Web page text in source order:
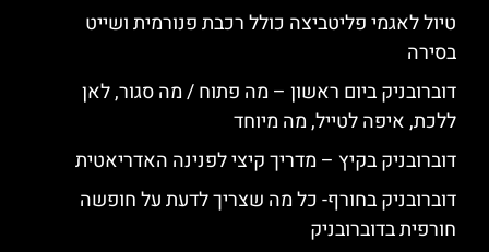
טיול לאגמי פליטביצה כולל רכבת פנורמית ושייט
בסירה
דוברובניק ביום ראשון – מה פתוח / מה סגור, לאן
ללכת, איפה לטייל, מה מיוחד
דוברובניק בקיץ – מדריך קיצי לפנינה האדריאטית
דוברובניק בחורף- כל מה שצריך לדעת על חופשה
חורפית בדוברובניק